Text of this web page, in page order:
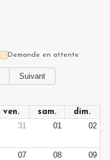
Demande en attente
Suivant
ven. sam.
dim.
31 01 02
07 08 09